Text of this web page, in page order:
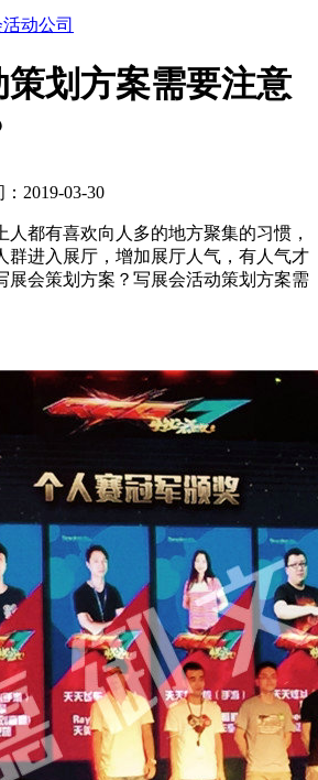
动公司
划方案需要注意
2019-03-30
人都有喜欢向人多的地方聚集的习惯，
群进入展厅，增加展厅人气，有人气才
展会策划方案？写展会活动策划方案需